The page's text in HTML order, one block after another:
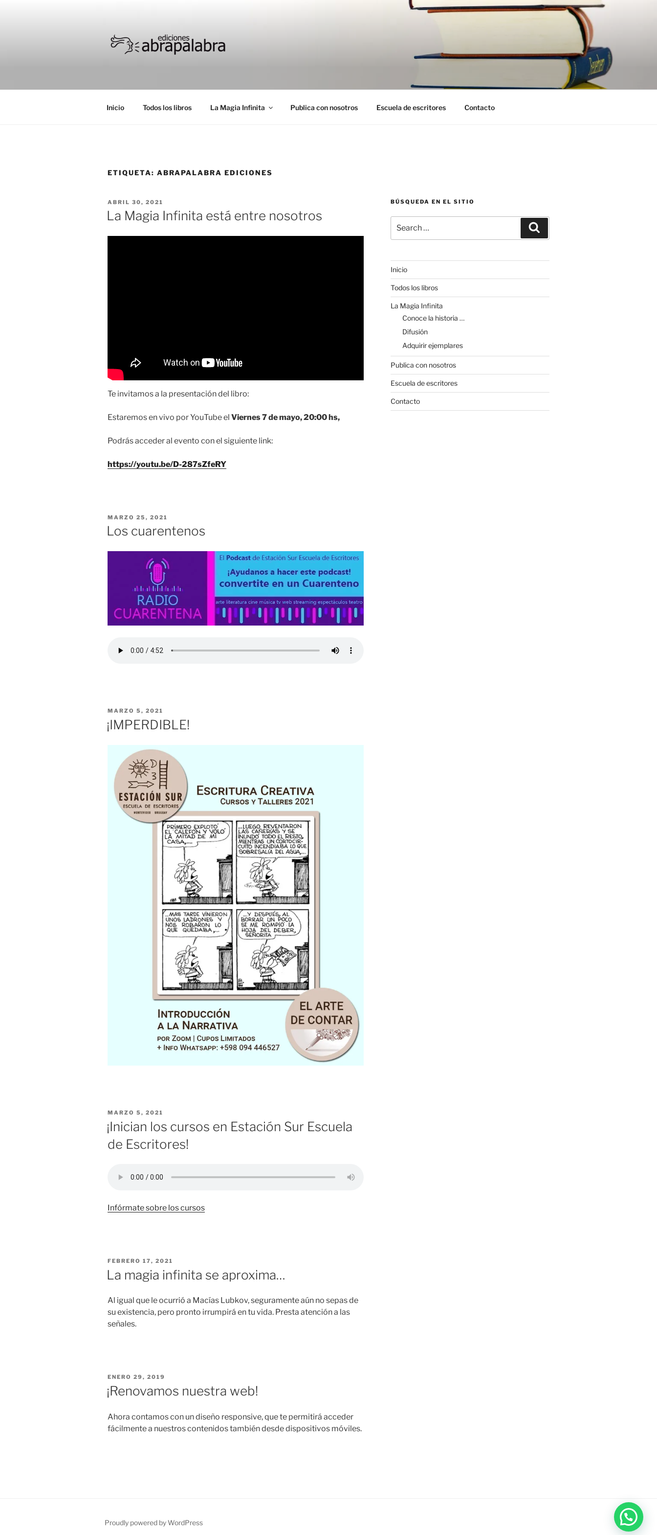
Inicio Todos los libros La Magia Infinita Publica con nosotros Escuela de escritores Contacto
ETIQUETA: ABRAPALABRA EDICIONES
POSTED
ON
ABRIL 30, 2021
La Magia Infinita está entre nosotros
Te invitamos a la presentación del libro:
Estaremos en vivo por YouTube el Viernes 7 de mayo, 20:00 hs,
Podrás acceder al evento con el siguiente link:
https://youtu.be/D-287sZfeRY
POSTED
ON
MARZO 25, 2021
Los cuarentenos
POSTED
ON
MARZO 5, 2021
¡IMPERDIBLE!
POSTED
ON
MARZO 5, 2021
¡Inician los cursos en Estación Sur Escuela
de Escritores!
Infórmate sobre los cursos
POSTED
ON
FEBRERO 17, 2021
La magia infinita se aproxima…
Al igual que le ocurrió a Macías Lubkov, seguramente aún no sepas de
su existencia, pero pronto irrumpirá en tu vida. Presta atención a las
señales.
POSTED
ON
ENERO 29, 2019
¡Renovamos nuestra web!
Ahora contamos con un diseño responsive, que te permitirá acceder
fácilmente a nuestros contenidos también desde dispositivos móviles.
BÚSQUEDA EN EL SITIO
for:
Inicio
Todos los libros
La Magia Infinita
Conoce la historia …
Difusión
Adquirir ejemplares
Publica con nosotros
Escuela de escritores
Contacto
Proudly powered by WordPress